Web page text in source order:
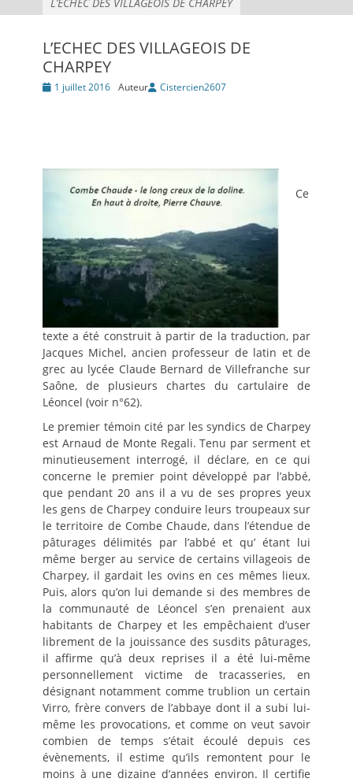
L’ECHEC DES VILLAGEOIS DE
CHARPEY
Posté1 juillet 2016 Auteur Cistercien2607
Ce
texte a été construit à partir de la traduction, par
Jacques Michel, ancien professeur de latin et de
grec au lycée Claude Bernard de Villefranche sur
Saône, de plusieurs chartes du cartulaire de
Léoncel (voir n°62).
Le premier témoin cité par les syndics de Charpey
est Arnaud de Monte Regali. Tenu par serment et
minutieusement interrogé, il déclare, en ce qui
concerne le premier point développé par l’abbé,
que pendant 20 ans il a vu de ses propres yeux
les gens de Charpey conduire leurs troupeaux sur
le territoire de Combe Chaude, dans l’étendue de
pâturages délimités par l’abbé et qu’ étant lui
même berger au service de certains villageois de
Charpey, il gardait les ovins en ces mêmes lieux.
Puis, alors qu’on lui demande si des membres de
la communauté de Léoncel s’en prenaient aux
habitants de Charpey et les empêchaient d’user
librement de la jouissance des susdits pâturages,
il affirme qu’à deux reprises il a été lui-même
personnellement victime de tracasseries, en
désignant notamment comme trublion un certain
Virro, frère convers de l’abbaye dont il a subi lui-
même les provocations, et comme on veut savoir
combien de temps s’était écoulé depuis ces
évènements, il estime qu’ils remontent pour le
moins à une dizaine d’années environ. Il certifie